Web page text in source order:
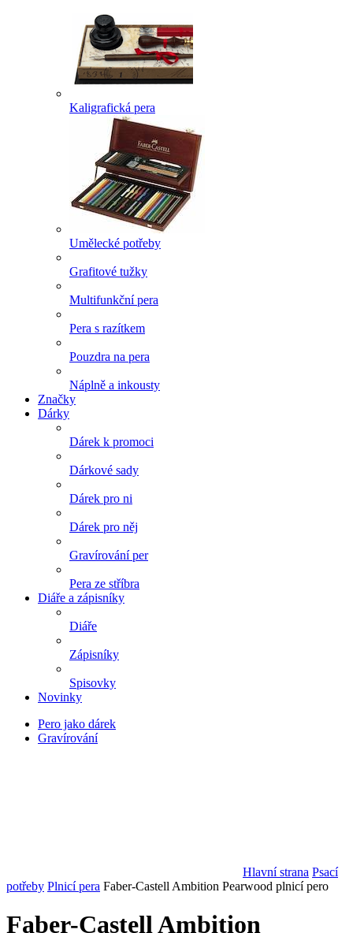
Kaligrafická pera
Umělecké potřeby
Grafitové tužky
Multifunkční pera
Pera s razítkem
Pouzdra na pera
Náplně a inkousty
Značky
Dárky
Dárek k promoci
Dárkové sady
Dárek pro ni
Dárek pro něj
Gravírování per
Pera ze stříbra
Diáře a zápisníky
Diáře
Zápisníky
Spisovky
Novinky
Pero jako dárek
Gravírování
Hlavní strana Psací
potřeby Plnicí pera Faber-Castell Ambition Pearwood plnicí pero
Faber-Castell Ambition